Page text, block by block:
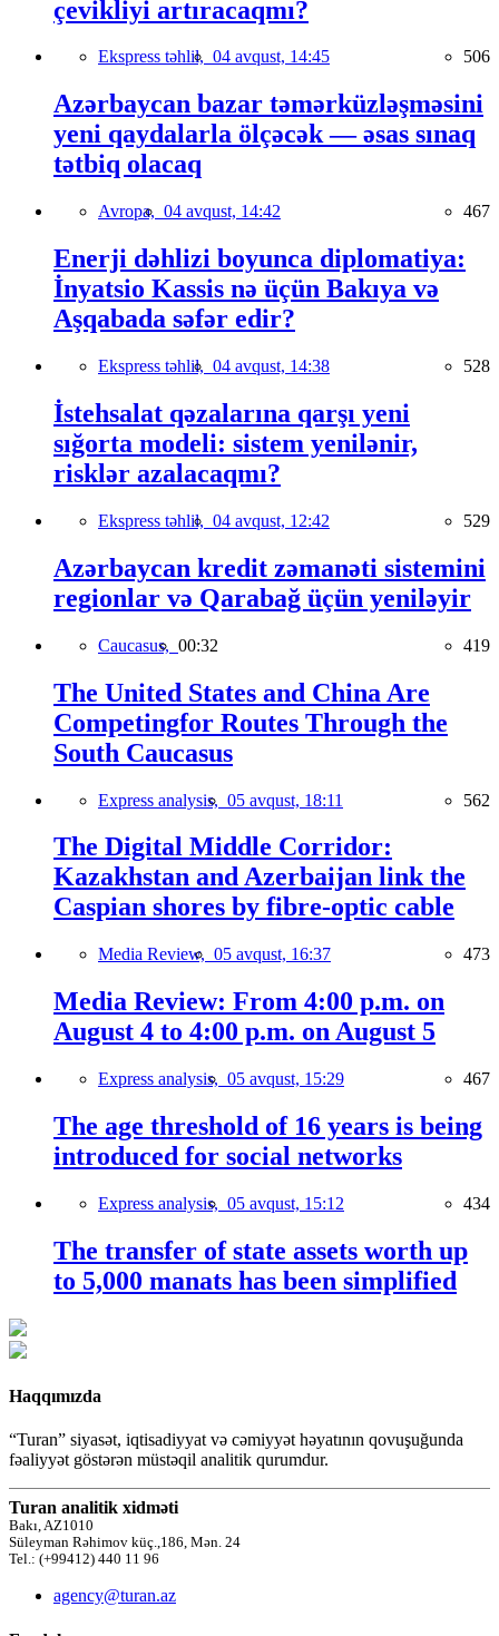
çevikliyi artıracaqmı?
Ekspress təhlil, 04 avqust, 14:45 506
Azərbaycan bazar təmərküzləşməsini
yeni qaydalarla ölçəcək — əsas sınaq
tətbiq olacaq
Avropa, 04 avqust, 14:42 467
Enerji dəhlizi boyunca diplomatiya:
İnyatsio Kassis nə üçün Bakıya və
Aşqabada səfər edir?
Ekspress təhlil, 04 avqust, 14:38 528
İstehsalat qəzalarına qarşı yeni
sığorta modeli: sistem yenilənir,
risklər azalacaqmı?
Ekspress təhlil, 04 avqust, 12:42 529
Azərbaycan kredit zəmanəti sistemini
regionlar və Qarabağ üçün yeniləyir
Caucasus, 00:32 419
The United States and China Are
Competingfor Routes Through the
South Caucasus
Express analysis, 05 avqust, 18:11 562
The Digital Middle Corridor:
Kazakhstan and Azerbaijan link the
Caspian shores by fibre-optic cable
Media Review, 05 avqust, 16:37 473
Media Review: From 4:00 p.m. on
August 4 to 4:00 p.m. on August 5
Express analysis, 05 avqust, 15:29 467
The age threshold of 16 years is being
introduced for social networks
Express analysis, 05 avqust, 15:12 434
The transfer of state assets worth up
to 5,000 manats has been simplified
Haqqımızda
“Turan” siyasət, iqtisadiyyat və cəmiyyət həyatının qovuşuğunda
fəaliyyət göstərən müstəqil analitik qurumdur.
Turan analitik xidməti
Bakı, AZ1010
Süleyman Rəhimov küç.,186, Mən. 24
Tel.: (+99412) 440 11 96
agency@turan.az